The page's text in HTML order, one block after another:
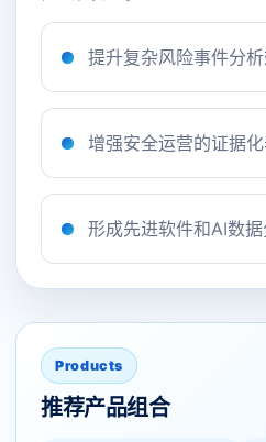
提升复杂风险事件分
增强安全运营的证据
形成先进软件和AI数
Products
推荐产品组合